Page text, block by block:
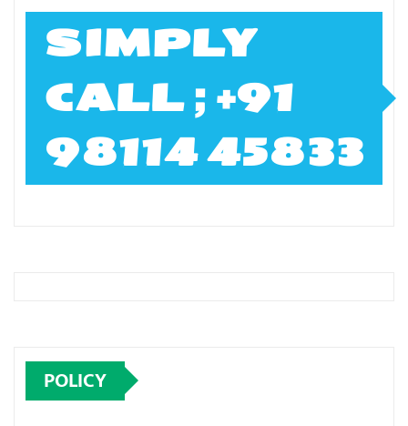
SIMPLY
CALL ; +91
98114 45833
POLICY